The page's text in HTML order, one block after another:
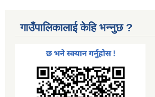
गाउँपालिकालाई केहि भन्नुछ ?